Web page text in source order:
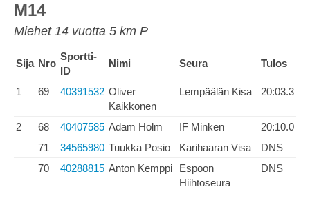
M14
Miehet 14 vuotta 5 km P
Sija Nro
Sportti-
ID
Nimi Seura Tulos
1 69 40391532 Oliver
Kaikkonen
Lempäälän Kisa 20:03.3
2 68 40407585 Adam Holm IF Minken
20:10.0
71
34565980 Tuukka Posio Karihaaran Visa
DNS
70
40288815 Anton Kemppi
Espoon
Hiihtoseura
DNS